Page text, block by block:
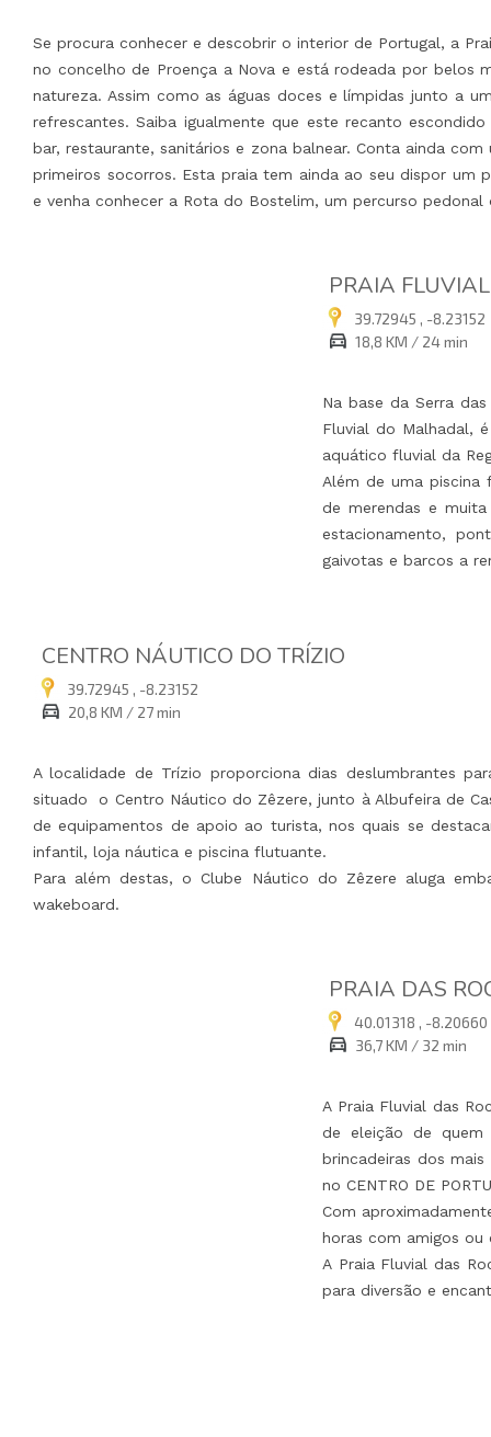
A localidade de Trízio proporciona dias deslumbrantes
situado o Centro Náutico do Zêzere, junto à Albufeira de
de equipamentos de apoio ao turista, nos quais se
infantil, loja náutica e piscina flutuante.
Para além destas, o Clube Náutico do Zêzere aluga
wakeboard.
39.72945 , -8.23152
CENTRO NÁUTICO DO TRÍZIO
20,8 KM / 27 min
Na base da Serra
Fluvial do Malhadal,
aquático fluvial da
Além de uma piscina
de merendas e
estacionamento,
gaivotas e barcos a
39.72945 , -8.23152
PRAIA
18,8 KM / 24 min
Se procura conhecer e descobrir o interior de Portugal, a
no concelho de Proença a Nova e está rodeada por belos
natureza. Assim como as águas doces e límpidas junto a
refrescantes. Saiba igualmente que este recanto
bar, restaurante, sanitários e zona balnear. Conta ainda
primeiros socorros. Esta praia tem ainda ao seu dispor um
e venha conhecer a Rota do Bostelim, um percurso pedonal
A Praia Fluvial das
de eleição de
brincadeiras dos
no CENTRO DE
Com
horas com amigos ou
A Praia Fluvial das
para diversão e
40.01318 , -8.20660
PRAIA DAS
36,7 KM / 32 min